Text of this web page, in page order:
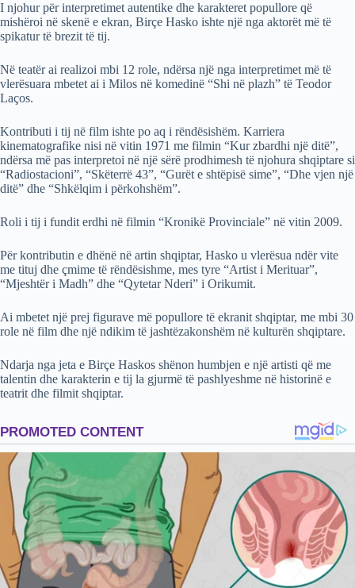
I njohur për interpretimet autentike dhe karakteret popullore që
mishëroi në skenë e ekran, Birçe Hasko ishte një nga aktorët më të
spikatur të brezit të tij.
Në teatër ai realizoi mbi 12 role, ndërsa një nga interpretimet më të
vlerësuara mbetet ai i Milos në komedinë “Shi në plazh” të Teodor
Laços.
Kontributi i tij në film ishte po aq i rëndësishëm. Karriera
kinematografike nisi në vitin 1971 me filmin “Kur zbardhi një ditë”,
ndërsa më pas interpretoi në një sërë prodhimesh të njohura shqiptare si
“Radiostacioni”, “Skëterrë 43”, “Gurët e shtëpisë sime”, “Dhe vjen një
ditë” dhe “Shkëlqim i përkohshëm”.
Roli i tij i fundit erdhi në filmin “Kronikë Provinciale” në vitin 2009.
Për kontributin e dhënë në artin shqiptar, Hasko u vlerësua ndër vite
me tituj dhe çmime të rëndësishme, mes tyre “Artist i Merituar”,
“Mjeshtër i Madh” dhe “Qytetar Nderi” i Orikumit.
Ai mbetet një prej figurave më popullore të ekranit shqiptar, me mbi 30
role në film dhe një ndikim të jashtëzakonshëm në kulturën shqiptare.
Ndarja nga jeta e Birçe Haskos shënon humbjen e një artisti që me
talentin dhe karakterin e tij la gjurmë të pashlyeshme në historinë e
teatrit dhe filmit shqiptar.